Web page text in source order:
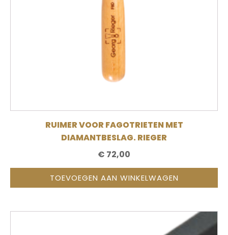
RUIMER VOOR FAGOTRIETEN MET
DIAMANTBESLAG. RIEGER
€ 72,00
TOEVOEGEN AAN WINKELWAGEN